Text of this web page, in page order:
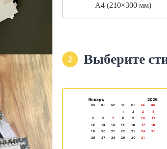
А4 (210×300 мм)
2 Выберите